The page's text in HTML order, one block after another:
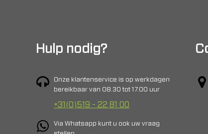
Hulp nodig?
Onze klantenservice is op werkdagen
bereikbaar van 08.30 tot 17.00 uur
+31(0)519 - 22 81 00
Via Whatsapp kunt u ook uw vraag